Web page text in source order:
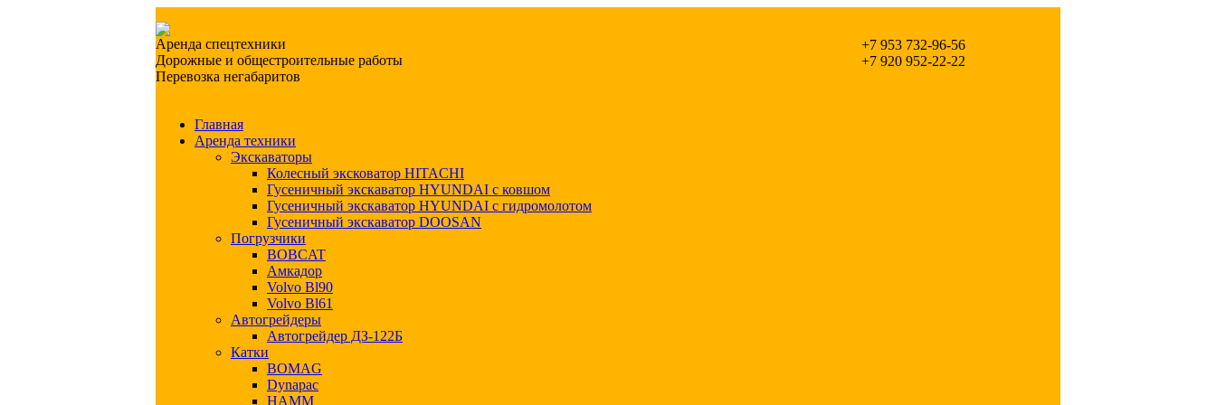
Аренда спецтехники
Дорожные и общестроительные работы
Перевозка негабаритов
+7 953 732-96-56
+7 920 952-22-22
Главная
Аренда техники
Экскаваторы
Колесный эксковатор HITACHI
Гусеничный экскаватор HYUNDAI с ковшом
Гусеничный экскаватор HYUNDAI с гидромолотом
Гусеничный экскаватор DOOSAN
Погрузчики
BOBCAT
Амкадор
Volvo Bl90
Volvo Bl61
Автогрейдеры
Автогрейдер ДЗ-122Б
Катки
BOMAG
Dynapac
HAMM